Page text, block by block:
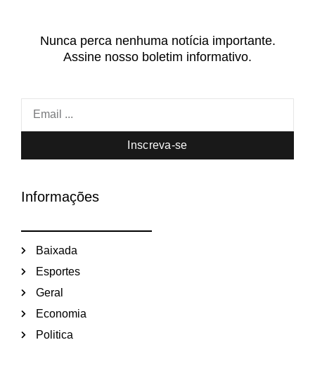
Nunca perca nenhuma notícia importante.
Assine nosso boletim informativo.
Inscreva-se
Informações
Baixada
Esportes
Geral
Economia
Politica